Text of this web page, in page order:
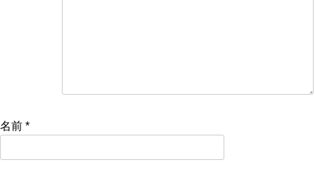
名前 *